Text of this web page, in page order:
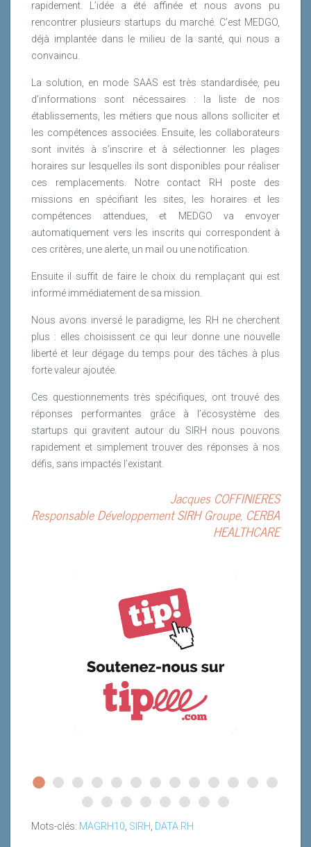
rapidement. L’idée a été affinée et nous avons pu
rencontrer plusieurs startups du marché. C’est MEDGO,
déjà implantée dans le milieu de la santé, qui nous a
convaincu.
La solution, en mode SAAS est très standardisée, peu
d’informations sont nécessaires : la liste de nos
établissements, les métiers que nous allons solliciter et
les compétences associées. Ensuite, les collaborateurs
sont invités à s’inscrire et à sélectionner les plages
horaires sur lesquelles ils sont disponibles pour réaliser
ces remplacements. Notre contact RH poste des
missions en spécifiant les sites, les horaires et les
compétences attendues, et MEDGO va envoyer
automatiquement vers les inscrits qui correspondent à
ces critères, une alerte, un mail ou une notification.
Ensuite il suffit de faire le choix du remplaçant qui est
informé immédiatement de sa mission.
Nous avons inversé le paradigme, les RH ne cherchent
plus : elles choisissent ce qui leur donne une nouvelle
liberté et leur dégage du temps pour des tâches à plus
forte valeur ajoutée.
Ces questionnements très spécifiques, ont trouvé des
réponses performantes grâce à l’écosystème des
startups qui gravitent autour du SIRH nous pouvons
rapidement et simplement trouver des réponses à nos
défis, sans impactés l’existant.
Jacques COFFINIERES
Responsable Développement SIRH Groupe, CERBA
HEALTHCARE
Mots-clés: MAGRH10 SIRH DATA RH